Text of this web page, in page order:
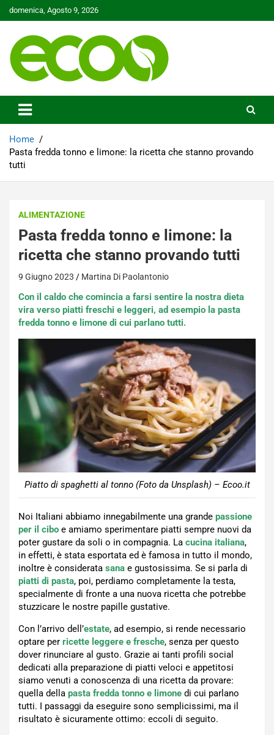
Skip
to
domenica, Agosto 9, 2026
Ecoo.it
Home
Pasta fredda tonno e limone: la ricetta che stanno provando
tutti
ALIMENTAZIONE
Pasta fredda tonno e limone: la
ricetta che stanno provando tutti
9 Giugno 2023 Martina Di Paolantonio
Con il caldo che comincia a farsi sentire la nostra dieta
vira verso piatti freschi e leggeri, ad esempio la pasta
fredda tonno e limone di cui parlano tutti.
Piatto di spaghetti al tonno (Foto da Unsplash) – Ecoo.it
Noi Italiani abbiamo innegabilmente una grande passione
per il cibo e amiamo sperimentare piatti sempre nuovi da
poter gustare da soli o in compagnia. La cucina italiana,
in effetti, è stata esportata ed è famosa in tutto il mondo,
inoltre è considerata sana e gustosissima. Se si parla di
piatti di pasta, poi, perdiamo completamente la testa,
specialmente di fronte a una nuova ricetta che potrebbe
stuzzicare le nostre papille gustative.
Con l’arrivo dell’estate, ad esempio, si rende necessario
optare per ricette leggere e fresche, senza per questo
dover rinunciare al gusto. Grazie ai tanti profili social
dedicati alla preparazione di piatti veloci e appetitosi
siamo venuti a conoscenza di una ricetta da provare:
quella della pasta fredda tonno e limone di cui parlano
tutti. I passaggi da eseguire sono semplicissimi, ma il
risultato è sicuramente ottimo: eccoli di seguito.